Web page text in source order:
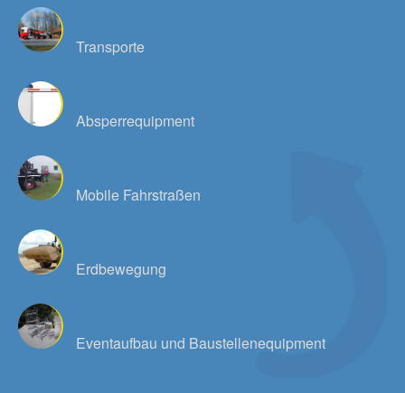
Transporte
Absperrequipment
Mobile Fahrstraßen
Erdbewegung
Eventaufbau und Baustellenequipment